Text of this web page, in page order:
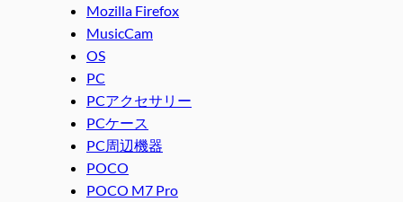
Mozilla Firefox
MusicCam
OS
PC
PCアクセサリー
PCケース
PC周辺機器
POCO
POCO M7 Pro